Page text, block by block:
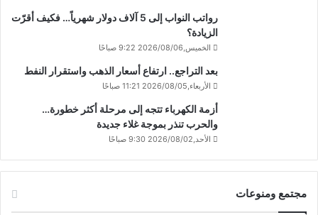
رواتب النواب إلى 5 آلاف دولار شهرياً… فكيف أقرّت
الزيادة؟
الخميس,2026/08/06 9:22 صباحًا
بعد التراجع.. ارتفاع أسعار الذهب واستقرار النفط
الأربعاء,2026/08/05 11:21 صباحًا
أزمة الكهرباء تتجه إلى مرحلة أكثر خطورة…
والحرب تنذر بموجة غلاء جديدة
الأحد,2026/08/02 9:30 صباحًا
مجتمع ومنوعات